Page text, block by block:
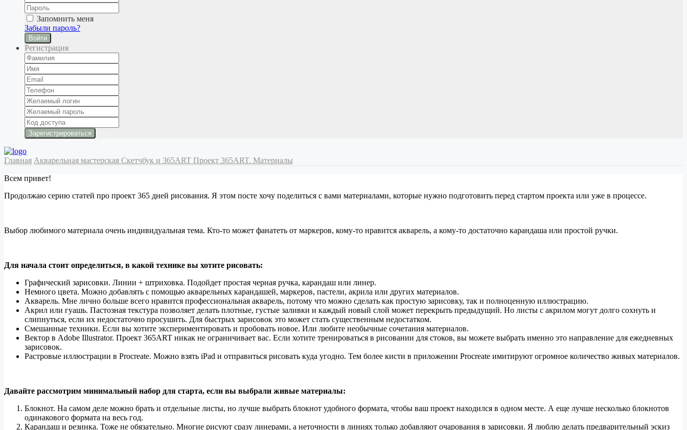
Запомнить меня
Забыли пароль?
Войти
Регистрация
Главная Акварельная мастерская Cкетчбук и 365ART Проект 365ART. Материалы
Всем привет!
Продолжаю серию статей про проект 365 дней рисования. Я этом посте хочу поделиться с вами материалами, которые нужно подготовить перед стартом проекта или уже в процессе.
Выбор любимого материала очень индивидуальная тема. Кто-то может фанатеть от маркеров, кому-то нравится акварель, а кому-то достаточно карандаша или простой ручки.
Для начала стоит определиться, в какой технике вы хотите рисовать:
Графический зарисовки. Линии + штриховка. Подойдет простая черная ручка, карандаш или линер.
Немного цвета. Можно добавлять с помощью акварельных карандашей, маркеров, пастели, акрила или других материалов.
Акварель. Мне лично больше всего нравится профессиональная акварель, потому что можно сделать как простую зарисовку, так и полноценную иллюстрацию.
Акрил или гуашь. Пастозная текстура позволяет делать плотные, густые заливки и каждый новый слой может перекрыть предыдущий. Но листы с акрилом могут долго сохнуть и
слипнуться, если их недостаточно просушить. Для быстрых зарисовок это может стать существенным недостатком.
Смешанные техники. Если вы хотите экспериментировать и пробовать новое. Или любите необычные сочетания материалов.
Вектор в Adobe Illustrator. Проект 365ART никак не ограничивает вас. Если хотите тренироваться в рисовании для стоков, вы можете выбрать именно это направление для ежедневных
зарисовок.
Растровые иллюстрации в Procreate. Можно взять iPad и отправиться рисовать куда угодно. Тем более кисти в приложении Procreate имитируют огромное количество живых материалов.
Давайте рассмотрим минимальный набор для старта, если вы выбрали живые материалы:
Блокнот. На самом деле можно брать и отдельные листы, но лучше выбрать блокнот удобного формата, чтобы ваш проект находился в одном месте. А еще лучше несколько блокнотов
одинакового формата на весь год.
Карандаш и резинка. Тоже не обязательно. Многие рисуют сразу линерами, а неточности в линиях только добавляют очарования в зарисовки. Я люблю делать предварительный эскиз